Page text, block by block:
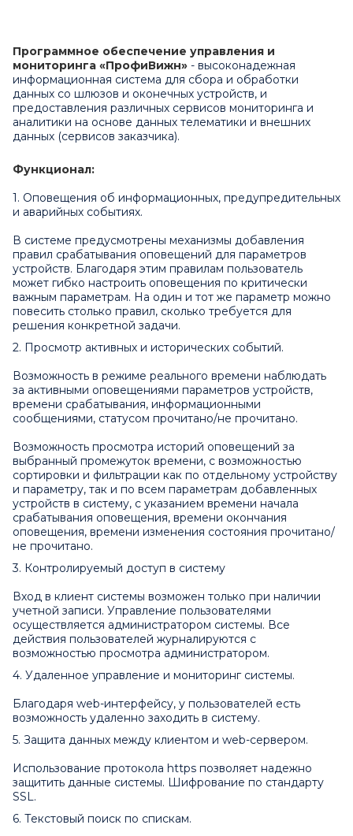
Программное обеспечение управления и
мониторинга «ПрофиВижн» - высоконадежная
информационная система для сбора и обработки
данных со шлюзов и оконечных устройств, и
предоставления различных сервисов мониторинга и
аналитики на основе данных телематики и внешних
данных (сервисов заказчика).
Функционал:
1. Оповещения об информационных, предупредительных
и аварийных событиях.
В системе предусмотрены механизмы добавления
правил срабатывания оповещений для параметров
устройств. Благодаря этим правилам пользователь
может гибко настроить оповещения по критически
важным параметрам. На один и тот же параметр можно
повесить столько правил, сколько требуется для
решения конкретной задачи.
2. Просмотр активных и исторических событий.
Возможность в режиме реального времени наблюдать
за активными оповещениями параметров устройств,
времени срабатывания, информационными
сообщениями, статусом прочитано/не прочитано.
Возможность просмотра историй оповещений за
выбранный промежуток времени, с возможностью
сортировки и фильтрации как по отдельному устройству
и параметру, так и по всем параметрам добавленных
устройств в систему, с указанием времени начала
срабатывания оповещения, времени окончания
оповещения, времени изменения состояния прочитано/
не прочитано.
3. Контролируемый доступ в систему
Вход в клиент системы возможен только при наличии
учетной записи. Управление пользователями
осуществляется администратором системы. Все
действия пользователей журналируются с
возможностью просмотра администратором.
4. Удаленное управление и мониторинг системы.
Благодаря web-интерфейсу, у пользователей есть
возможность удаленно заходить в систему.
5. Защита данных между клиентом и web-сервером.
Использование протокола https позволяет надежно
защитить данные системы. Шифрование по стандарту
SSL.
6. Текстовый поиск по спискам.